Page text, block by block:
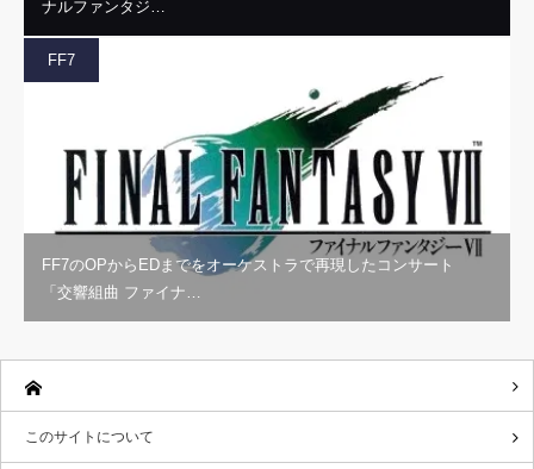
ナルファンタジ…
FF7
FF7のOPからEDまでをオーケストラで再現したコンサート
「交響組曲 ファイナ…
このサイトについて